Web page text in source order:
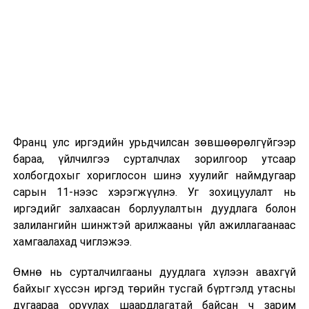
2026 оны 9 дүгээр сарын 13-наас оюутнуудыг
дотуур байранд оруулж эхэлнэ.
Сургууль, цэцэрлэгийн үйл ажиллагааны
зохицуулалт
2026 оны 8 дугаар сарын 17–28-ны өдрүүдэд
байранд элсэлт, бүртгэл болон бусад аливаа
арга хэмжээ зохион байгуулахгүй болно.
Франц улс иргэдийн урьдчилсан зөвшөөрөлгүйгээр
бараа, үйлчилгээ сурталчлах зорилгоор утсаар
холбогдохыг хориглосон шинэ хуулийг наймдугаар
сарын 11-нээс хэрэгжүүлнэ. Уг зохицуулалт нь
иргэдийг залхаасан борлуулалтын дуудлага болон
залилангийн шинжтэй арилжааны үйл ажиллагаанаас
хамгаалахад чиглэжээ.
Өмнө нь сурталчилгааны дуудлага хүлээн авахгүй
байхыг хүссэн иргэд төрийн тусгай бүртгэлд утасны
дугаараа оруулах шаардлагатай байсан ч зарим